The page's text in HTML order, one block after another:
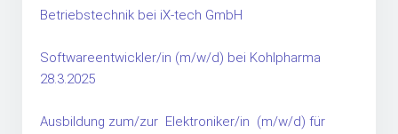
Betriebstechnik bei iX-tech GmbH
Softwareentwickler/in (m/w/d) bei Kohlpharma
28.3.2025
Ausbildung zum/zur Elektroniker/in (m/w/d) für